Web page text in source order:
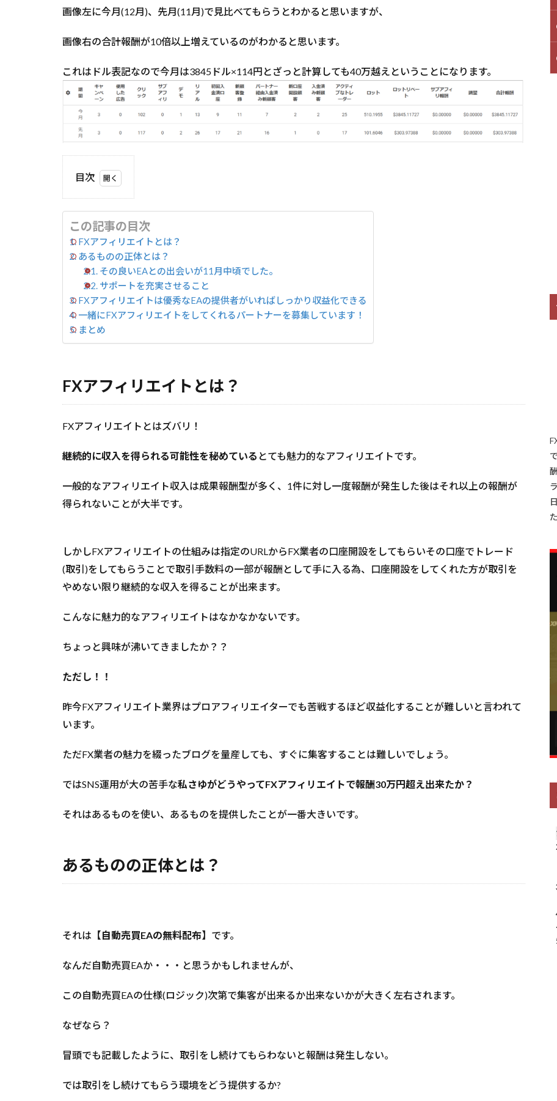
画像左に今月(12月)、先月(11月)で見比べてもらうとわかると思いますが、
画像右の合計報酬が10倍以上増えているのがわかると思います。
これはドル表記なので今月は3845ドル×114円とざっと計算しても40万越えということになります。
目次
FX
アフ
ィリ
エイ
トと
は？
ある
もの
の正
体と
2.1
その
良い
EAと
の出
が11
頃で
し
た。
サポ
ート
を充
実さ
こと
FX
フ
ィ
エ
イ
は
優
な
の
が
か
収
化
る
4
に
FX
この記事の目次
FXアフィリエイトとは？
あるものの正体とは？
その良いEAとの出会いが11月中頃でした。
サポートを充実させること
FXアフィリエイトは優秀なEAの提供者がいればしっかり収益化できる
一緒にFXアフィリエイトをしてくれるパートナーを募集しています！
まとめ
FXアフィリエイトとは？
FXアフィリエイトとはズバリ！
継続的に収入を得られる可能性を秘めている とても魅力的なアフィリエイトです。
一般的なアフィリエイト収入は成果報酬型が多く、1件に対し一度報酬が発生した後はそれ以上の報酬が
得られないことが大半です。
しかしFXアフィリエイトの仕組みは指定のURLからFX業者の口座開設をしてもらいその口座でトレード
(取引)をしてもらうことで取引手数料の一部が報酬として手に入る為、口座開設をしてくれた方が取引を
やめない限り継続的な収入を得ることが出来ます。
こんなに魅力的なアフィリエイトはなかなかないです。
ちょっと興味が沸いてきましたか？？
ただし！！
昨今FXアフィリエイト業界はプロアフィリエイターでも苦戦するほど収益化することが難しいと言われて
います。
ただFX業者の魅力を綴ったブログを量産しても、すぐに集客することは難しいでしょう。
ではSNS運用が大の苦手な私さゆがどうやってFXアフィリエイトで報酬30万円超え出来たか？
それはあるものを使い、あるものを提供したことが一番大きいです。
あるものの正体とは？
それは 【自動売買EAの無料配布】 です。
なんだ自動売買EAか・・・と思うかもしれませんが、
この自動売買EAの仕様(ロジック)次第で集客が出来るか出来ないかが大きく左右されます。
なぜなら？
冒頭でも記載したように、取引をし続けてもらわないと報酬は発生しない。
では取引をし続けてもらう環境をどう提供するか?